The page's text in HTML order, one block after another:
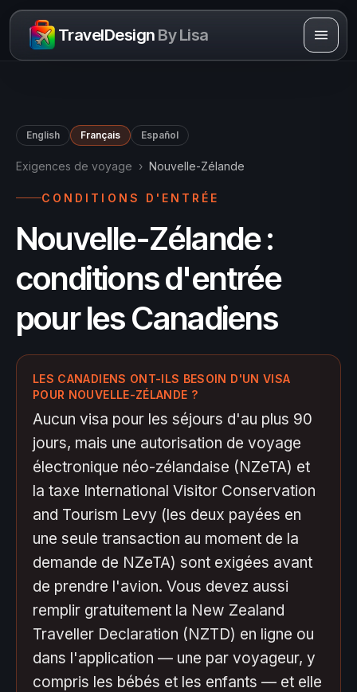
Skip to content
TravelDesign By Lisa
English Français Español
Exigences de voyage › Nouvelle-Zélande
CONDITIONS D'ENTRÉE
Nouvelle-Zélande :
conditions d'entrée
pour les Canadiens
LES CANADIENS ONT-ILS BESOIN D'UN VISA
POUR NOUVELLE-ZÉLANDE ?
Aucun visa pour les séjours d'au plus 90
jours, mais une autorisation de voyage
électronique néo-zélandaise (NZeTA) et
la taxe International Visitor Conservation
and Tourism Levy (les deux payées en
une seule transaction au moment de la
demande de NZeTA) sont exigées avant
de prendre l'avion. Vous devez aussi
remplir gratuitement la New Zealand
Traveller Declaration (NZTD) en ligne ou
dans l'application — une par voyageur, y
compris les bébés et les enfants — et elle